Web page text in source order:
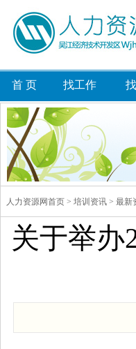
首 页 找工作
人力资源网首页 > 培训资讯 > 最新
关于举办